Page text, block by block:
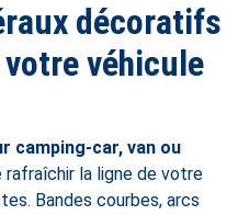
décoratifs
véhicule
camping-car, van ou
la ligne de votre
Bandes courbes, arcs